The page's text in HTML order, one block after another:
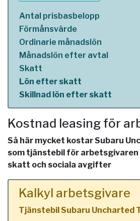
Antal prisbasbelopp
Förmånsvärde
Ordinarie månadslön
Månadslön efter avtal
Skatt
Lön efter skatt
Skillnad lön efter skatt
Kostnad leasing för
Så här mycket kostar Subaru
som tjänstebil för arbetsgivaren
skatt och sociala avgifter
Kalkyl arbetsgivare
Tjänstebil Subaru Uncharted